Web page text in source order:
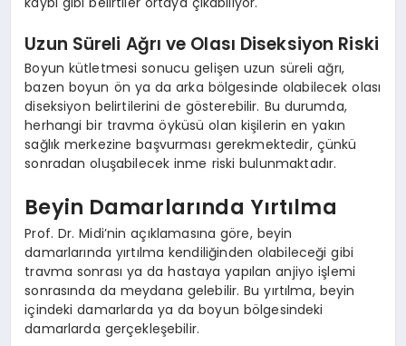
Uzun Süreli Ağrı ve Olası Diseksiyon Riski
Boyun kütletmesi sonucu gelişen uzun süreli ağrı,
bazen boyun ön ya da arka bölgesinde olabilecek olası
diseksiyon belirtilerini de gösterebilir. Bu durumda,
herhangi bir travma öyküsü olan kişilerin en yakın
sağlık merkezine başvurması gerekmektedir, çünkü
sonradan oluşabilecek inme riski bulunmaktadır.
Beyin Damarlarında Yırtılma
Prof. Dr. Midi’nin açıklamasına göre, beyin
damarlarında yırtılma kendiliğinden olabileceği gibi
travma sonrası ya da hastaya yapılan anjiyo işlemi
sonrasında da meydana gelebilir. Bu yırtılma, beyin
içindeki damarlarda ya da boyun bölgesindeki
damarlarda gerçekleşebilir.